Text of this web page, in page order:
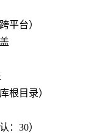
平台）
根目录）
：30）